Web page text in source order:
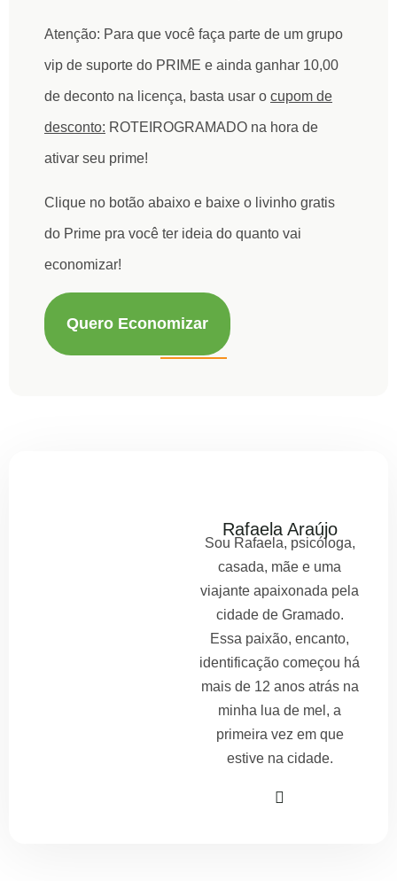
Atenção: Para que você faça parte de um grupo
vip de suporte do PRIME e ainda ganhar 10,00
de deconto na licença, basta usar o cupom de
desconto: ROTEIROGRAMADO na hora de
ativar seu prime!
Clique no botão abaixo e baixe o livinho gratis
do Prime pra você ter ideia do quanto vai
economizar!
Quero Economizar
Rafaela Araújo
Sou Rafaela, psicóloga,
casada, mãe e uma
viajante apaixonada pela
cidade de Gramado.
Essa paixão, encanto,
identificação começou há
mais de 12 anos atrás na
minha lua de mel, a
primeira vez em que
estive na cidade.